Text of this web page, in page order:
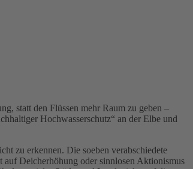
statt den Flüssen mehr Raum zu geben –
Hochwasserschutz“ an der Elbe und
zu erkennen. Die soeben verabschiedete
auf Deicherhöhung oder sinnlosen Aktionismus